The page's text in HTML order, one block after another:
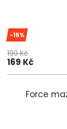
-15%
199 Kč
169 Kč
Force